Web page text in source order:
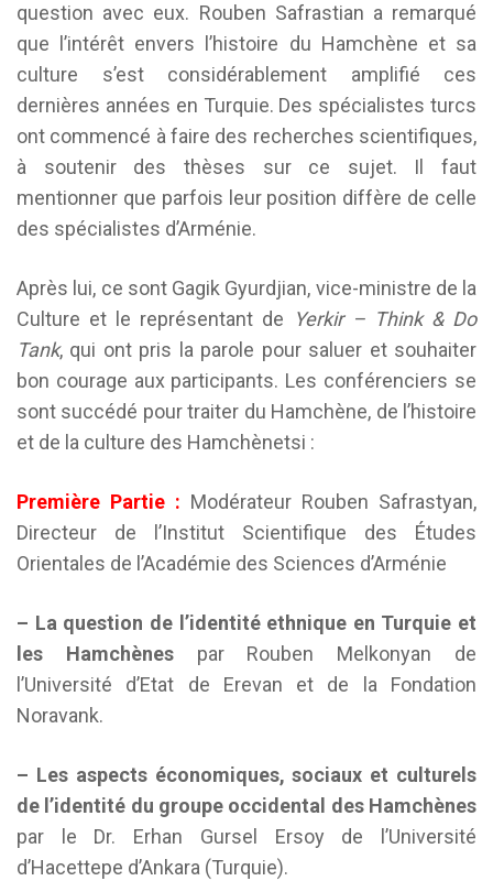
question avec eux. Rouben Safrastian a remarqué
que l’intérêt envers l’histoire du Hamchène et sa
culture s’est considérablement amplifié ces
dernières années en Turquie. Des spécialistes turcs
ont commencé à faire des recherches scientifiques,
à soutenir des thèses sur ce sujet. Il faut
mentionner que parfois leur position diffère de celle
des spécialistes d’Arménie.
Après lui, ce sont Gagik Gyurdjian, vice-ministre de la
Culture et le représentant de
Yerkir – Think & Do
Tank, qui ont pris la parole pour saluer et souhaiter
bon courage aux participants. Les conférenciers se
sont succédé pour traiter du Hamchène, de l’histoire
et de la culture des Hamchènetsi :
Première Partie : Modérateur Rouben Safrastyan,
Directeur de l’Institut Scientifique des Études
Orientales de l’Académie des Sciences d’Arménie
– La question de l’identité ethnique en Turquie et
les Hamchènespar Rouben Melkonyan de
l’Université d’Etat de Erevan et de la Fondation
Noravank.
– Les aspects économiques, sociaux et culturels
de l’identité du groupe occidental des Hamchènes
par le Dr. Erhan Gursel Ersoy de l’Université
d’Hacettepe d’Ankara (Turquie).